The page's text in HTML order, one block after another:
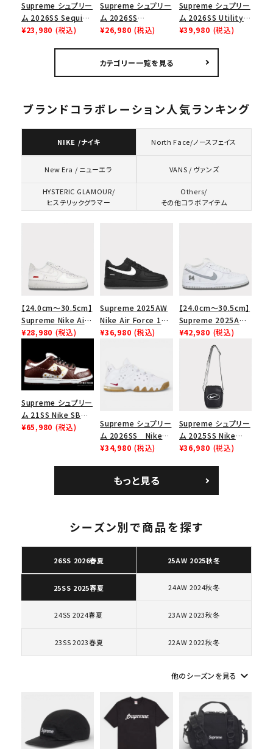
キーワードから探す
キャップ・ハット
パーカー・クルーネック
カテゴリーから探す
コラボレーションブランドから探す
価格から探す
円
Supreme シュプリー
ム 2026SS Sequin
Denim Classic
ャップ ナチュラル
¥23,980 (税込)
Supreme シュプリー
ム 2026SS
Pigment Coated S
ゴ 6パネル ネイビー
¥26,980 (税込)
Supreme シュプリー
ム 2026SS Utility
Bag ユーティリティ
¥39,980 (税込)
カテゴリー一覧を見る
ブランドコラボレーション人気ランキング
NIKE /ナイキ North Face/ノースフェイス
New Era / ニューエラ VANS / ヴァンズ
HYSTERIC GLAMOUR/
ヒステリックグラマー
Others/
その他コラボアイテム
【24.0cm～30.5cm】
Supreme Nike Air
Force 1 Low シュプ
ース１スニーカー シ
ューズ ホワイト
¥28,980 (税込)
Supreme 2025AW
Nike Air Force 1
Low シュプリーム ナ
ラック
¥36,980 (税込)
【24.0cm～30.5cm】
Supreme 2025AW
Nike SB Dunk Low
ナイキ SB ダンク ロ
ー スニーカー ホワイ
¥42,980 (税込)
Supreme シュプリー
ム 21SS Nike SB
Dunk Low ナイキSB
¥65,980 (税込)
Supreme シュプリー
ム 2026SS Nike
SB Air Max 2 CB 94
ロー SP ホワイト
¥34,980 (税込)
Supreme シュプリー
ム 2025SS Nike
Leather Shoulder
¥36,980 (税込)
もっと見る
シーズン別で商品を探す
26SS 2026春夏 25AW 2025秋冬
25SS 2025春夏 24AW 2024秋冬
24SS 2024春夏 23AW 2023秋冬
23SS 2023春夏 22AW 2022秋冬
他のシーズンを見る keyboard_arrow_down